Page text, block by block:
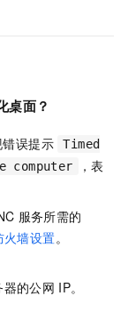
桌面？
误提示
Timed
computer
，表
服务所需的
火墙设置。
器的公网 IP。